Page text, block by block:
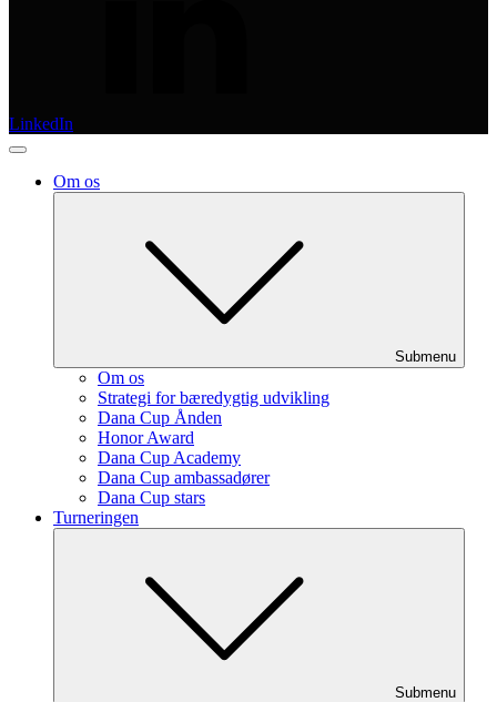
LinkedIn
Om os
Submenu
Om os
Strategi for bæredygtig udvikling
Dana Cup Ånden
Honor Award
Dana Cup Academy
Dana Cup ambassadører
Dana Cup stars
Turneringen
Submenu